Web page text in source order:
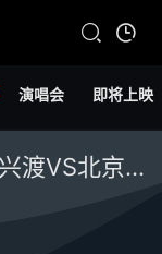
演唱会 即将上映
CBA 浙江方兴渡VS北京北汽20250509